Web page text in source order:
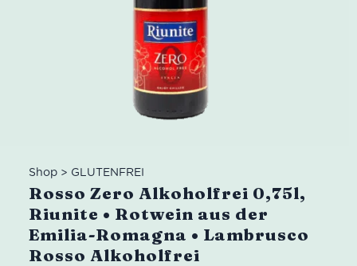
Shop> GLUTENFREI
Rosso Zero Alkoholfrei 0,75l,
Riunite • Rotwein aus der
Emilia-Romagna • Lambrusco
Rosso Alkoholfrei